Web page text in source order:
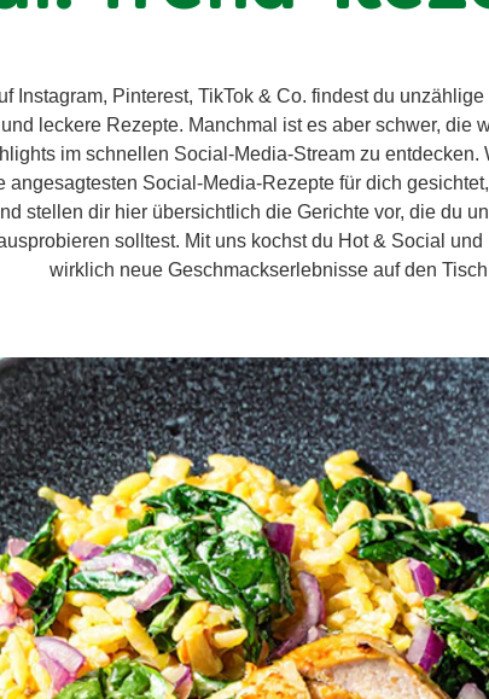
Instagram, Pinterest, TikTok & Co. findest du
und leckere Rezepte. Manchmal ist es aber schwer, die
im schnellen Social-Media-Stream zu entdecken.
angesagtesten Social-Media-Rezepte für dich
stellen dir hier übersichtlich die Gerichte vor, die du
solltest. Mit uns kochst du Hot & Social und
wirklich neue Geschmackserlebnisse auf den